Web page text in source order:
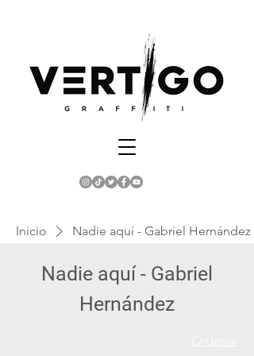
Inicio Nadie aquí - Gabriel Hernández
Nadie aquí - Gabriel
Hernández